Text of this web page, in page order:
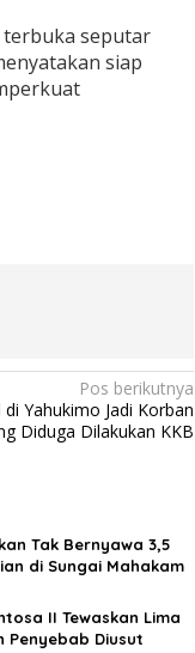
terbuka seputar
siap
Pos berikutnya
di Yahukimo Jadi Korban
Diduga Dilakukan KKB
Tak Bernyawa 3,5
di Sungai Mahakam
II Tewaskan Lima
Penyebab Diusut